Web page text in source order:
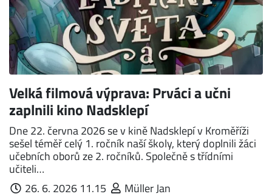
Velká filmová výprava: Prváci a učni
zaplnili kino Nadsklepí
Dne 22. června 2026 se v kině Nadsklepí v Kroměříži
sešel téměř celý 1. ročník naší školy, který doplnili žáci
učebních oborů ze 2. ročníků. Společně s třídními
učiteli…
26. 6. 2026 11.15
Müller Jan